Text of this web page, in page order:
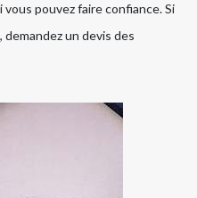
vous pouvez faire confiance. Si
un devis des